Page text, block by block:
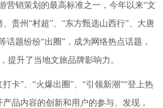
营销策划的最高标准之一，今年以来“文
贵州“村超”、“东方甄选山西行”、大唐
话题纷纷“出圈”，成为网络热点话题，
提升了当地文旅品牌影响力。
卡”、“火爆出圈”、“引领新潮”“登上热
品内容的创新和用户的参与、发现，